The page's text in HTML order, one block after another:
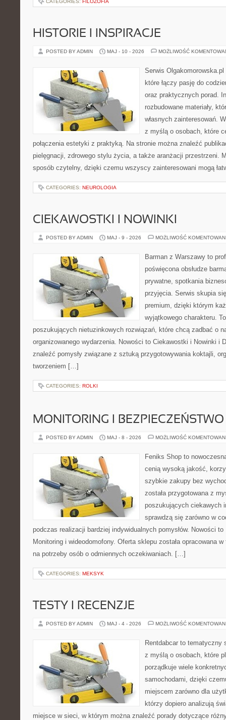
CATEGORIES: FILOZOFIA
HISTORIE I INSPIRACJE
POSTED BY ADMIN MAJ - 10 - 2026 MOŻLIWOŚĆ
Serwis
które łączy pasję do
oraz praktycznych porad.
rozbudowane materiały,
własnych zainteresowań.
z myślą o osobach, które
połączenia estetyki z praktyką. Na stronie można znaleźć
pielęgnacji, zdrowego stylu życia, a także aranżacji przestrzeni.
sposób czytelny, dzięki czemu wszyscy zainteresowani mogą
CATEGORIES: NEUROLOGIA
CIEKAWOSTKI I NOWINKI
POSTED BY ADMIN MAJ - 9 - 2026 MOŻLIWOŚĆ
Barman z Warszawy to
poświęcona obsłudze
prywatne, spotkania
przyjęcia. Serwis skupia
premium, dzięki którym
wyjątkowego charakteru.
poszukujących nietuzinkowych rozwiązań, które chcą zadbać o
organizowanego wydarzenia. Nowości to Ciekawostki i Nowinki i
znaleźć pomysły związane z sztuką przygotowywania koktajli,
tworzeniem […]
CATEGORIES: ROLKI
MONITORING I
POSTED BY ADMIN MAJ - 8 - 2026 MOŻLIWOŚĆ
Feniks Shop to
cenią wysoką jakość,
szybkie zakupy bez
została przygotowana z
poszukujących ciekawych
sprawdzą się zarówno w
podczas realizacji bardziej indywidualnych pomysłów. Nowości
Monitoring i wideodomofony. Oferta sklepu została opracowana
na potrzeby osób o odmiennych oczekiwaniach. […]
CATEGORIES: MEKSYK
TESTY I RECENZJE
POSTED BY ADMIN MAJ - 4 - 2026 MOŻLIWOŚĆ
Rentdabcar to tematyczny
z myślą o osobach, które
porządkuje wiele
samochodami, dzięki
miejscem zarówno dla
którzy dopiero analizują
miejsce w sieci, w którym można znaleźć porady dotyczące